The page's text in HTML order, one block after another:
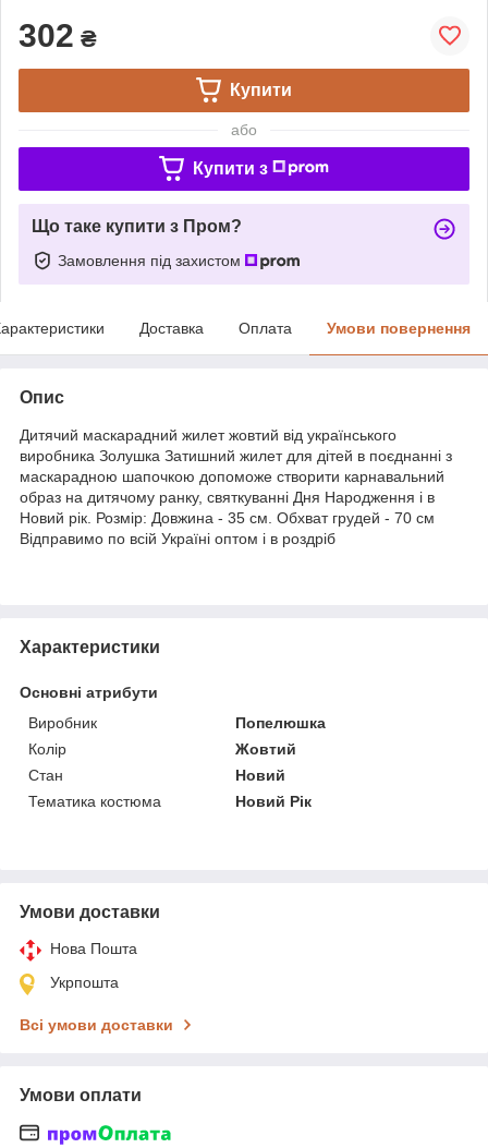
302 ₴
Купити
або
Купити з
Що таке купити з Пром?
Замовлення під захистом
Доставка Оплата Умови повернення
Опис
Дитячий маскарадний жилет жовтий від українського
виробника Золушка Затишний жилет для дітей в поєднанні з
маскарадною шапочкою допоможе створити карнавальний
образ на дитячому ранку, святкуванні Дня Народження і в
Новий рік. Розмір: Довжина - 35 см. Обхват грудей - 70 см
Відправимо по всій Україні оптом і в роздріб
Характеристики
Основні атрибути
Виробник
Попелюшка
Колір
Жовтий
Стан
Новий
Тематика костюма
Новий Рік
Умови доставки
Нова Пошта
Укрпошта
Всі умови доставки
Умови оплати